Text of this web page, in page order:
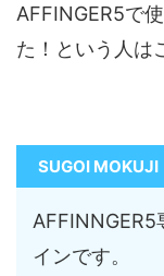
AFFINGER5で
た！という人は
SUGOI MOKUJI
AFFINNGER5
インです。